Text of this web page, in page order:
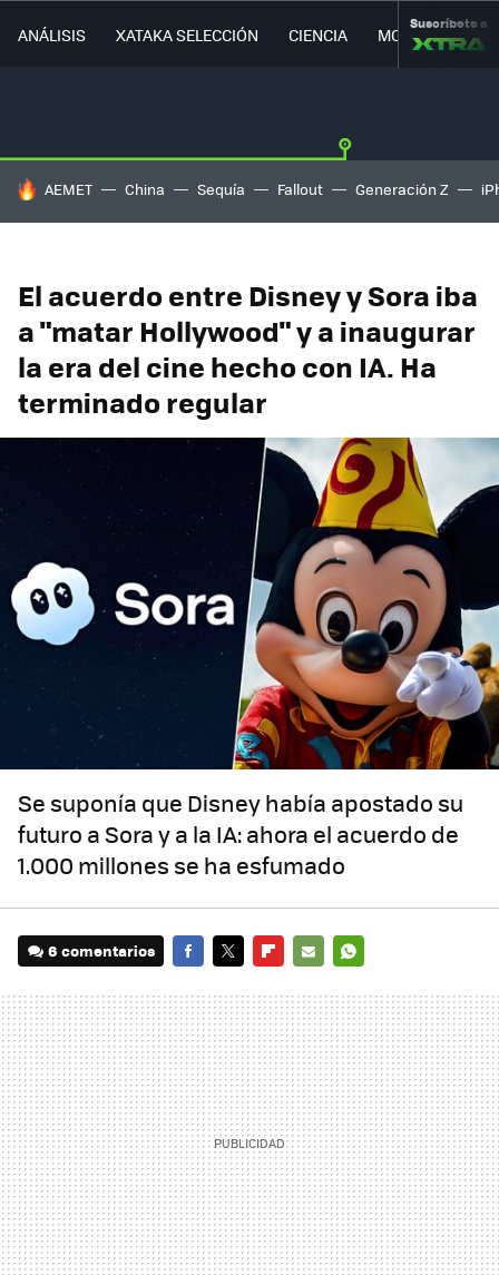
ANÁLISIS XATAKA SELECCIÓN CIENCIA MOVILIDAD
Suscríbete a
HOY SE HABLA DE
AEMET China Sequía Fallout Generación Z
El acuerdo entre Disney y Sora iba
a "matar Hollywood" y a inaugurar
la era del cine hecho con IA. Ha
terminado regular
Se suponía que Disney había apostado su
futuro a Sora y a la IA: ahora el acuerdo de
1.000 millones se ha esfumado
6 comentarios
MAIL